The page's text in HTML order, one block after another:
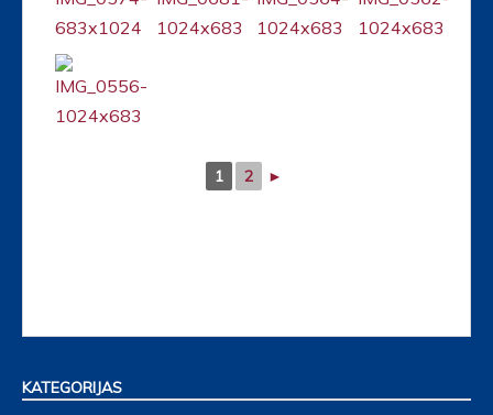
1 2 ►
KATEGORIJAS